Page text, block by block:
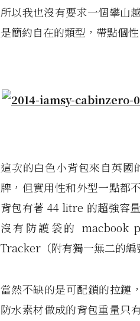
所以我也沒有要求一個攀山
是簡約自在的類型，帶點個
這次的白色小背包來自英
牌，但實用性和外型一點都
背包有著 44 litre 的超強容
沒有防護袋的 macbook
Tracker（附有獨一無二的編
當然不缺的是可配鎖的拉鏈
防水素材做成的背包重量只